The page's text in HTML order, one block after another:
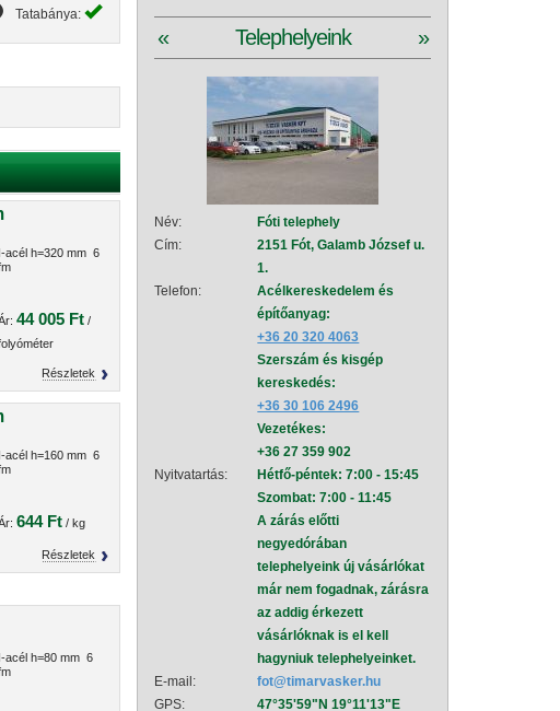
Tatabánya:
I-acél h=320 mm 6
44 005 Ft/
Részletek
I-acél h=160 mm 6
644 Ft/ kg
Részletek
I-acél h=80 mm 6
Telephelyeink
« »
Név:
Fóti telephely
Cím:
2151 Fót, Galamb József u.
1.
Telefon:
Acélkereskedelem és
építőanyag:
+36 20 320 4063
Szerszám és kisgép
kereskedés:
+36 30 106 2496
Vezetékes:
+36 27 359 902
Nyitvatartás:
Hétfő-péntek: 7:00 - 15:45
Szombat: 7:00 - 11:45
A zárás előtti
negyedórában
telephelyeink új vásárlókat
már nem fogadnak, zárásra
az addig érkezett
vásárlóknak is el kell
hagyniuk telephelyeinket.
E-mail:
fot@timarvasker.hu
GPS:
47°35'59"N 19°11'13"E